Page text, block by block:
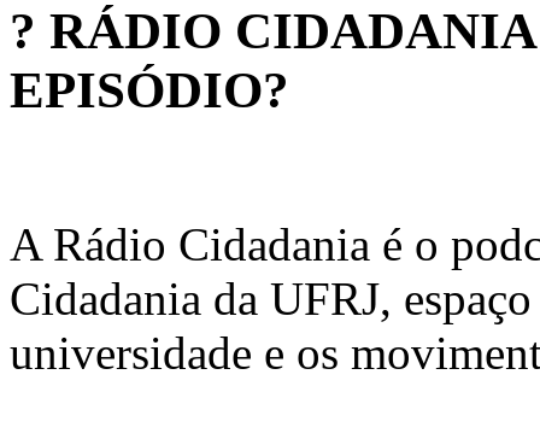
? RÁDIO
EPISÓDIO?
A Rádio Cidadania é o
Cidadania da UFRJ,
universidade e os